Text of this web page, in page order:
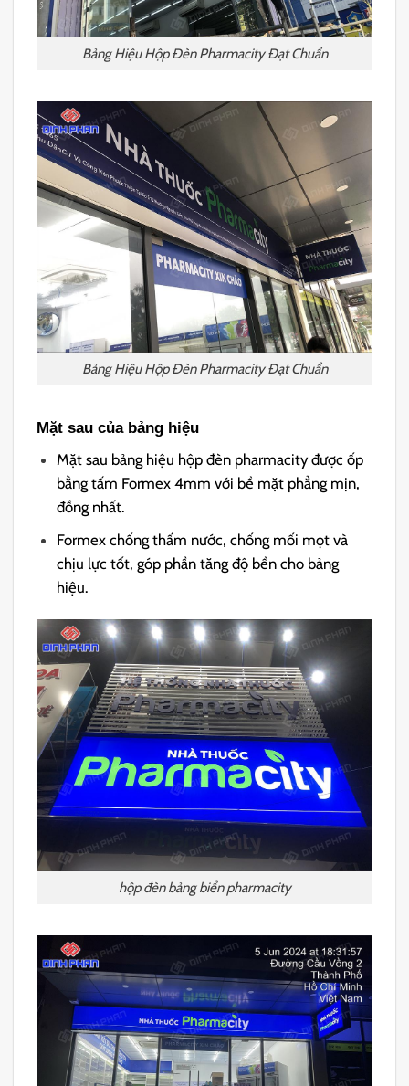
Bảng Hiệu Hộp Đèn Pharmacity Đạt Chuẩn
Bảng Hiệu Hộp Đèn Pharmacity Đạt Chuẩn
Mặt sau của bảng hiệu
Mặt sau bảng hiệu hộp đèn pharmacity được ốp
bằng tấm Formex 4mm với bề mặt phẳng mịn,
đồng nhất.
Formex chống thấm nước, chống mối mọt và
chịu lực tốt, góp phần tăng độ bền cho bảng
hiệu.
hộp đèn bảng biển pharmacity